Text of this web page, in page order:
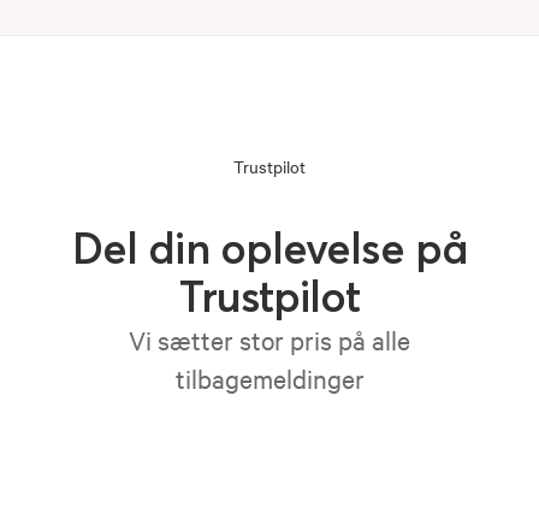
Trustpilot
Del din oplevelse på
Trustpilot
Vi sætter stor pris på alle
tilbagemeldinger